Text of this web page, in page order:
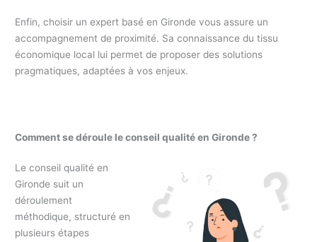
Enfin, choisir un expert basé en Gironde vous assure un
accompagnement de proximité. Sa connaissance du tissu
économique local lui permet de proposer des solutions
pragmatiques, adaptées à vos enjeux.
Comment se déroule le conseil qualité en Gironde ?
Le conseil qualité en
Gironde suit un
déroulement
méthodique, structuré en
plusieurs étapes